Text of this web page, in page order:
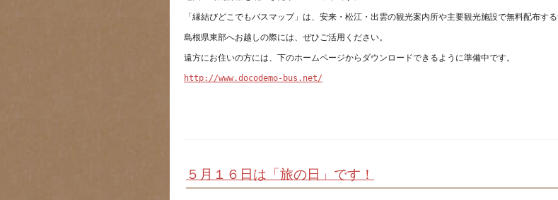
http://www.docodemo-bus.net/
５月１６日は「旅の日」です！